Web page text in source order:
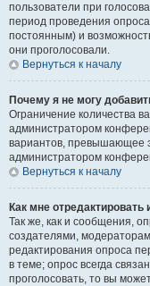
пользователи при
период проведения
постоянным) и
они проголосовали.
Вернуться к началу
Почему я не могу
Ограничение количества
администратором
вариантов, превышающее
администратором
Вернуться к началу
Как мне
Так же, как и сообщения,
создателями,
редактирования опроса
в теме; опрос всегда
проголосовать, то вы